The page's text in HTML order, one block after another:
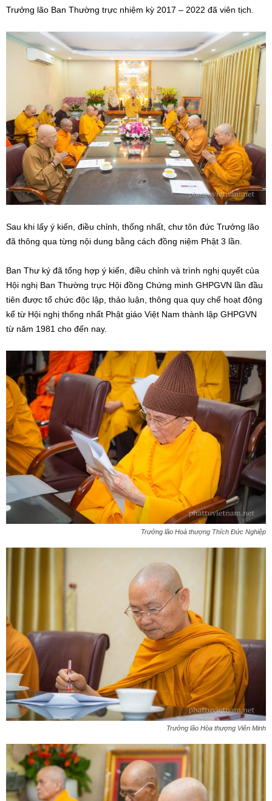
Trưởng lão Ban Thường trực nhiệm kỳ 2017 – 2022 đã viên tịch.
Sau khi lấy ý kiến, điều chỉnh, thống nhất, chư tôn đức Trưởng lão
đã thông qua từng nội dung bằng cách đồng niệm Phật 3 lần.
Ban Thư ký đã tổng hợp ý kiến, điều chỉnh và trình nghị quyết của
Hội nghị Ban Thường trực Hội đồng Chứng minh GHPGVN lần đầu
tiên được tổ chức độc lập, thảo luận, thông qua quy chế hoạt động
kể từ Hội nghị thống nhất Phật giáo Việt Nam thành lập GHPGVN
từ năm 1981 cho đến nay.
Trưởng lão Hoà thượng Thích Đức Nghiệp
Trưởng lão Hòa thượng Viên Minh